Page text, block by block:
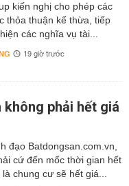
kiến nghị cho phép các
thỏa thuận kế thừa, tiếp
các nghĩa vụ tài...
19 giờ trước
không phải hết giá
đạo Batdongsan.com.vn,
cứ đến mốc thời gian hết
chung cư sẽ hết giá...